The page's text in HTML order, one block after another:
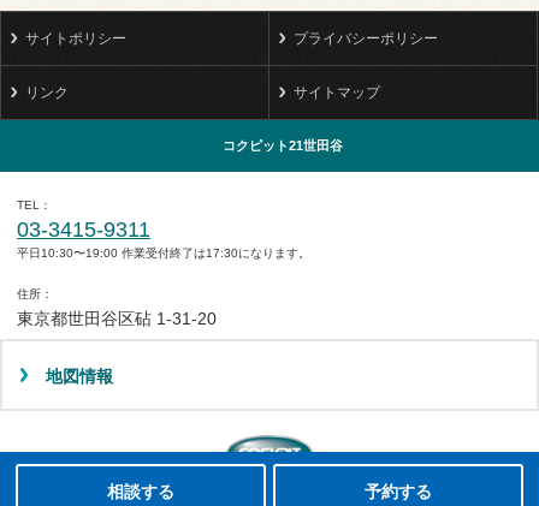
サイトポリシー プライバシーポリシー
リンク サイトマップ
コクピット21世田谷
TEL
03-3415-9311
平日10:30〜19:00 作業受付終了は17:30になります。
住所
東京都世田谷区砧 1-31-20
地図情報
Copyright(C)2008-2022 COCKPIT 21SETAGAYA.All rights reserved.
相談する 予約する